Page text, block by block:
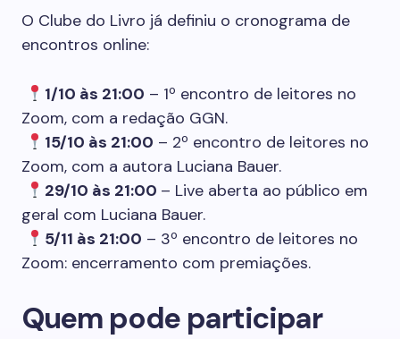
O Clube do Livro já definiu o cronograma de
encontros online:
1/10 às 21:00 – 1º encontro de leitores no
Zoom, com a redação GGN.
15/10 às 21:00 – 2º encontro de leitores no
Zoom, com a autora Luciana Bauer.
29/10 às 21:00 – Live aberta ao público em
geral com Luciana Bauer.
5/11 às 21:00 – 3º encontro de leitores no
Zoom: encerramento com premiações.
Quem pode participar